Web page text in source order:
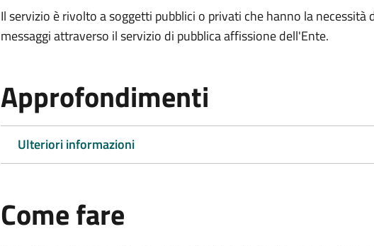
Il servizio è rivolto a soggetti pubblici o privati che hanno la necessità
messaggi attraverso il servizio di pubblica affissione dell'Ente.
Approfondimenti
Ulteriori informazioni
Come fare